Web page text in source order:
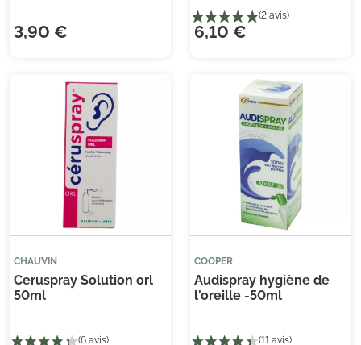
3,90 € 6,10 €
CHAUVIN
Ceruspray Solution orl
50ml
COOPER
Audispray hygiène de
l'oreille -50ml